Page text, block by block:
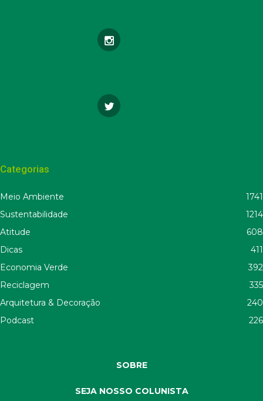
Categorias
Meio Ambiente
1741
Sustentabilidade
1214
Atitude
608
Dicas
411
Economia Verde
392
Reciclagem
335
Arquitetura & Decoração
240
Podcast
226
SOBRE
SEJA NOSSO COLUNISTA